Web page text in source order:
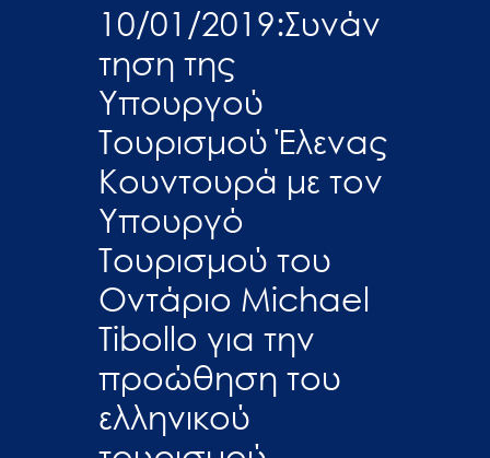
10/01/2019:Συνάν
τηση της
Υπουργού
Τουρισμού Έλενας
Κουντουρά με τον
Υπουργό
Τουρισμού του
Οντάριο Michael
Tibollo για την
προώθηση του
ελληνικού